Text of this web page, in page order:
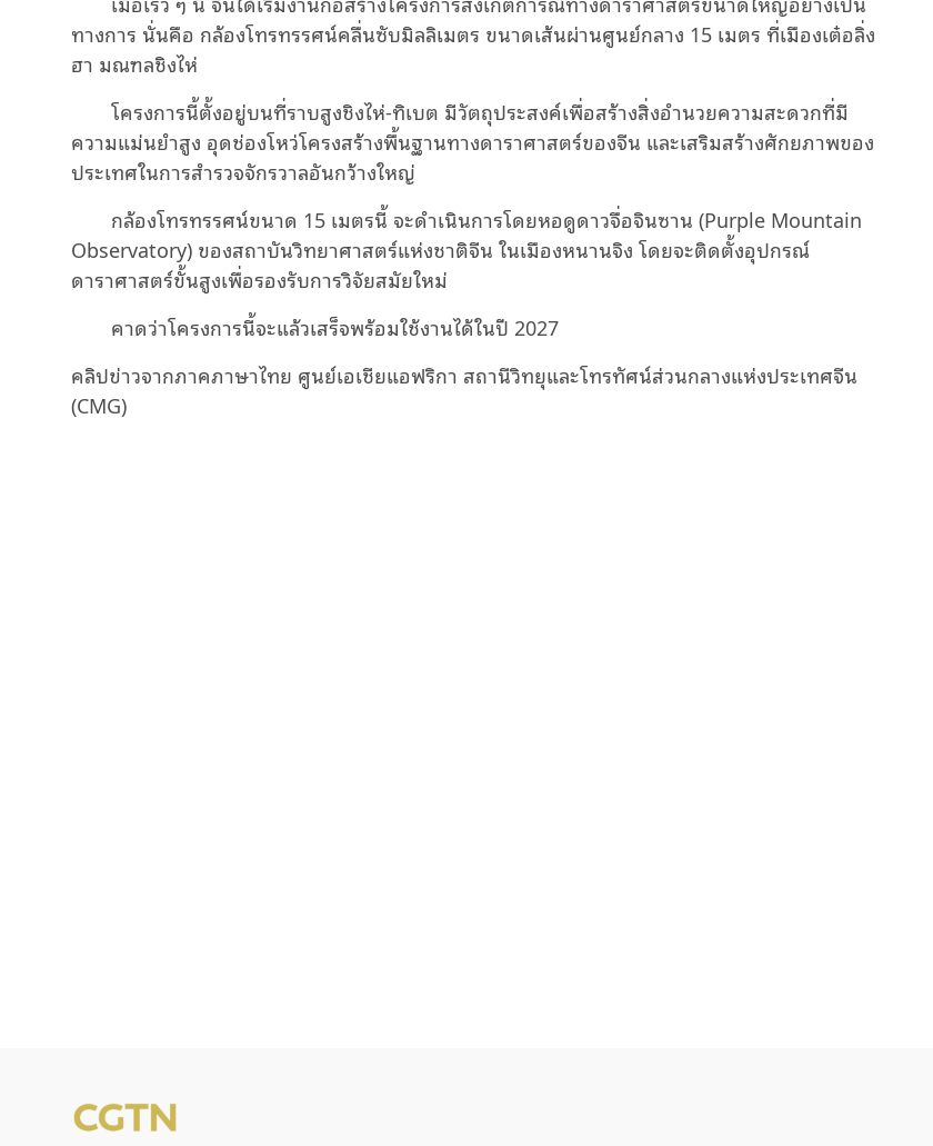
ทางการ นั่นคือ กล้องโทรทรรศน์คลื่นซับมิลลิเมตร ขนาดเส้นผ่านศูนย์กลาง 15 เมตร ที่เมืองเต๋อลิ่ง
ฮา มณฑลชิงไห่
โครงการนี้ตั้งอยู่บนที่ราบสูงชิงไห่-ทิเบต มีวัตถุประสงค์เพื่อสร้างสิ่งอำนวยความสะดวกที่มี
ความแม่นยำสูง อุดช่องโหว่โครงสร้างพื้นฐานทางดาราศาสตร์ของจีน และเสริมสร้างศักยภาพของ
ประเทศในการสำรวจจักรวาลอันกว้างใหญ่
กล้องโทรทรรศน์ขนาด 15 เมตรนี้ จะดำเนินการโดยหอดูดาวจื่อจินซาน (Purple Mountain
Observatory) ของสถาบันวิทยาศาสตร์แห่งชาติจีน ในเมืองหนานจิง โดยจะติดตั้งอุปกรณ์
ดาราศาสตร์ขั้นสูงเพื่อรองรับการวิจัยสมัยใหม่
คาดว่าโครงการนี้จะแล้วเสร็จพร้อมใช้งานได้ในปี 2027
คลิปข่าวจากภาคภาษาไทย ศูนย์เอเชียแอฟริกา สถานีวิทยุและโทรทัศน์ส่วนกลางแห่งประเทศจีน
(CMG)